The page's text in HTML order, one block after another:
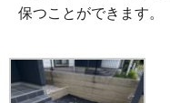
保つことができます。